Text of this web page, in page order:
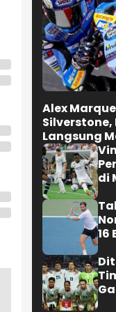
Alex
Silverstone,
Langsung
di
16